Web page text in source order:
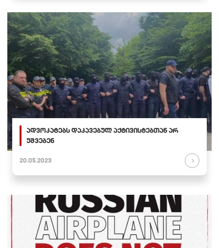
ადვოკატებს დაკავებულ აქტივისტებთან არ
უშვებენ
20.05.2023